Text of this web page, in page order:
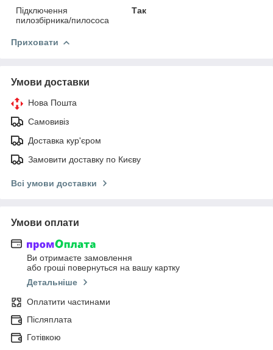
Підключення
пилозбірника/пилососа
Так
Приховати
Умови доставки
Нова Пошта
Самовивіз
Доставка кур'єром
Замовити доставку по Києву
Всі умови доставки
Умови оплати
Ви отримаєте замовлення
або гроші повернуться на вашу картку
Детальніше
Оплатити частинами
Післяплата
Готівкою